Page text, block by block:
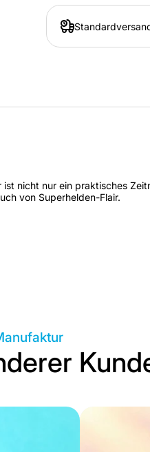
nicht nur ein praktisches
von Superhelden-Flair.